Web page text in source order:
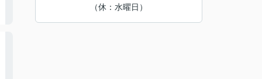
（休：水曜日）